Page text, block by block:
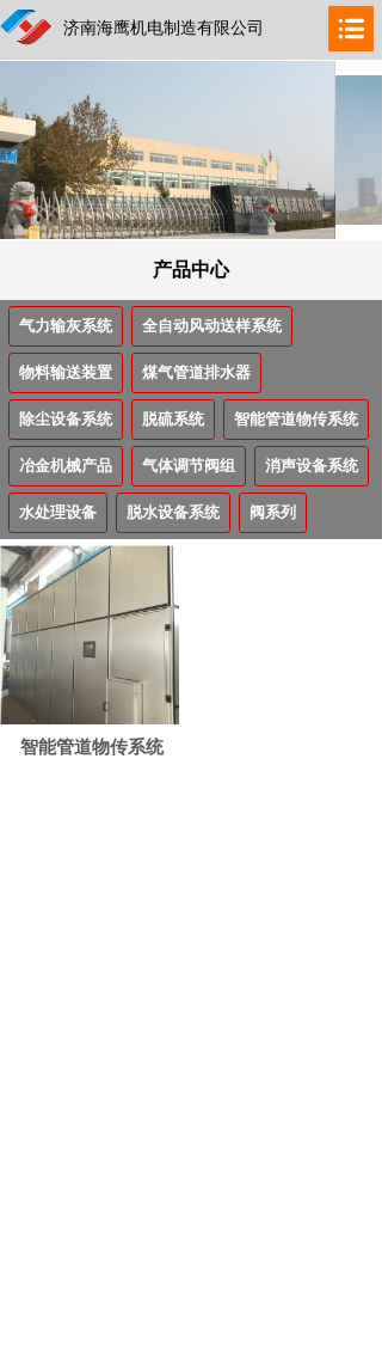
产品中心
气力输灰系统 全自动风动送样系统
物料输送装置 煤气管道排水器
除尘设备系统 脱硫系统 智能管道物传系统
冶金机械产品 气体调节阀组 消声设备系统
水处理设备 脱水设备系统 阀系列
智能管道物传系统
济南海鹰机电制造有限公司